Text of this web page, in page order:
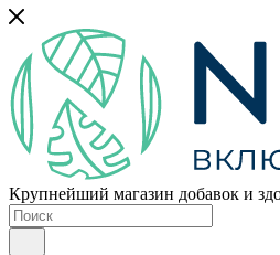
Крупнейший магазин добавок и